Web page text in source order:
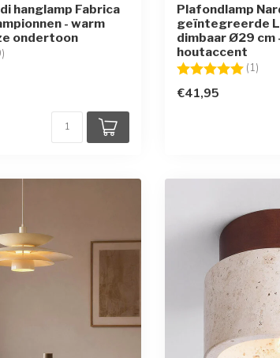
hanglamp Fabrica
- warm
ondertoon
Plafondlamp
geïntegreerde
dimbaar Ø29 cm
houtaccent
Beoordeling: (1)
€41,95